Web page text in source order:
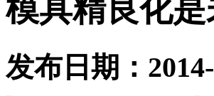
模具精良化
发布日期：